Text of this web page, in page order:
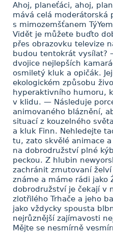
Ahoj, planeťáci, ahoj,
mává celá moderátorská
s mimozemšťanem
Vidět je můžete buďto
přes obrazovku televize
budou tentokrát vysílat?
dvojice nejlepších
osmiletý kluk a opičák.
ekologickém způsobu
hyperaktivního humoru,
v klidu. — Následuje
animovaného bláznění,
situací z kouzelného
a kluk Finn. Nehledejte
tu, zato skvělé animace
na dobrodružství plné
peckou. Z hlubin
zachránit zmutovaní
známe a máme rádi jako
dobrodružství je čekají v
zlotřilého Trhače a jeho
jako vždycky spousta
nejrůznější zajímavosti
Mějte se nesmírně